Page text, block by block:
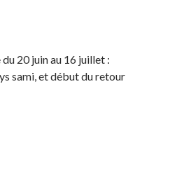
20 juin au 16 juillet :
sami, et début du retour